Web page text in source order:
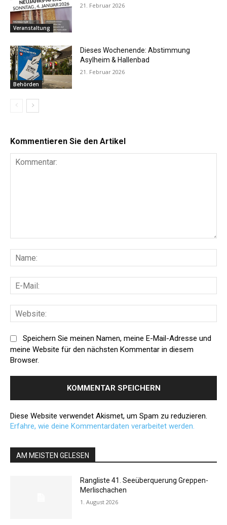
Veranstaltung
21. Februar 2026
Behörden
Dieses Wochenende: Abstimmung
Asylheim & Hallenbad
21. Februar 2026
Kommentieren Sie den Artikel
Speichern Sie meinen Namen, meine E-Mail-Adresse und
meine Website für den nächsten Kommentar in diesem
Browser.
Diese Website verwendet Akismet, um Spam zu reduzieren.
Erfahre, wie deine Kommentardaten verarbeitet werden.
AM MEISTEN GELESEN
Rangliste 41. Seeüberquerung Greppen-
Merlischachen
1. August 2026